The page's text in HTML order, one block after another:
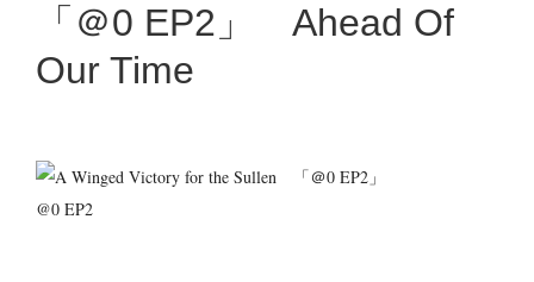
「＠0 EP2」 Ahead Of
Our Time
@0 EP2